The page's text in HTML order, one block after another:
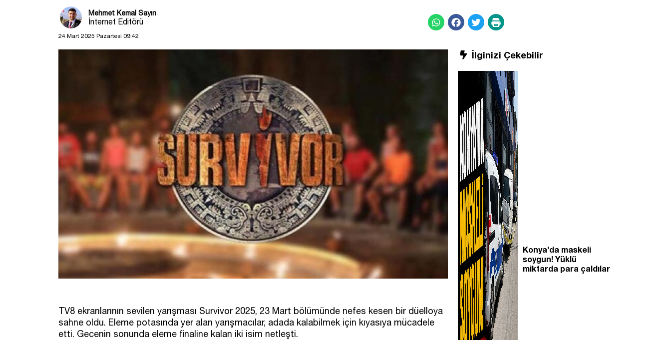
Mehmet Kemal Sayın
İnternet Editörü
24 Mart 2025 Pazartesi 09:42
TV8 ekranlarının sevilen yarışması Survivor 2025, 23 Mart bölümünde nefes kesen bir düelloya
sahne oldu. Eleme potasında yer alan yarışmacılar, adada kalabilmek için kıyasıya mücadele
etti. Gecenin sonunda eleme finaline kalan iki isim netleşti.
İlginizi Çekebilir
Konya’da maskeli
soygun! Yüklü
miktarda para çaldılar